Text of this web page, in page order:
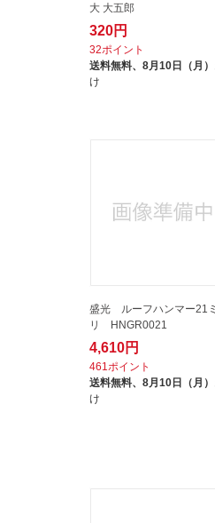
大 大五郎
320円
32ポイント
送料無料、 8月10日（月）
け
盛光 ルーフハンマー21ミ
リ HNGR0021
4,610円
461ポイント
送料無料、 8月10日（月）
け